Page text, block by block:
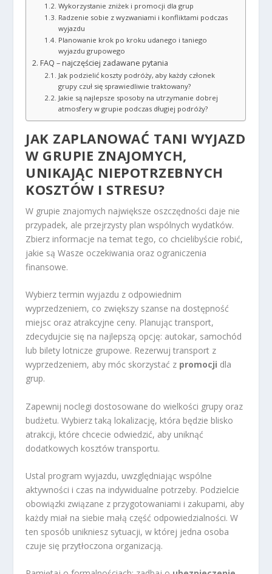
Wykorzystanie zniżek i promocji dla grup
Radzenie sobie z wyzwaniami i konfliktami podczas
wyjazdu
Planowanie krok po kroku udanego i taniego
wyjazdu grupowego
FAQ – najczęściej zadawane pytania
Jak podzielić koszty podróży, aby każdy członek
grupy czuł się sprawiedliwie traktowany?
Jakie są najlepsze sposoby na utrzymanie dobrej
atmosfery w grupie podczas długiej podróży?
JAK ZAPLANOWAĆ TANI WYJAZD
W GRUPIE ZNAJOMYCH,
UNIKAJĄC NIEPOTRZEBNYCH
KOSZTÓW I STRESU?
W grupie znajomych największe oszczędności daje nie
przypadek, ale przejrzysty plan wspólnych wydatków.
Zbierz informacje na temat tego, co chcielibyście robić,
jakie są Wasze oczekiwania oraz ograniczenia
finansowe.
Wybierz termin wyjazdu z odpowiednim
wyprzedzeniem, co zwiększy szanse na dostępność
miejsc oraz atrakcyjne ceny. Planując transport,
zdecydujcie się na najlepszą opcję: autokar, samochód
lub bilety lotnicze grupowe. Rezerwuj transport z
wyprzedzeniem, aby móc skorzystać z promocji dla
grup.
Zapewnij noclegi dostosowane do wielkości grupy oraz
budżetu. Wybierz taką lokalizację, która będzie blisko
atrakcji, które chcecie odwiedzić, aby uniknąć
dodatkowych kosztów transportu.
Ustal program wyjazdu, uwzględniając wspólne
aktywności i czas na indywidualne potrzeby. Podzielcie
obowiązki związane z przygotowaniami i zakupami, aby
każdy miał na siebie małą część odpowiedzialności. W
ten sposób unikniesz sytuacji, w której jedna osoba
czuje się przytłoczona organizacją.